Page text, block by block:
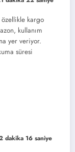
kargo
kullanım
yer veriyor.
süresi
dakika 16 saniye